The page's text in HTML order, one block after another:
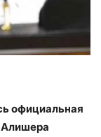
официальная
Алишера